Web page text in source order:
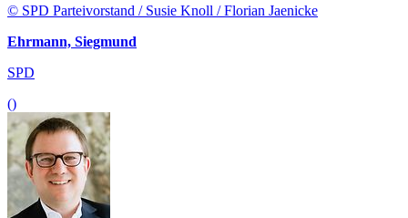
© SPD Parteivorstand / Susie Knoll / Florian Jaenicke
Ehrmann, Siegmund
SPD
()